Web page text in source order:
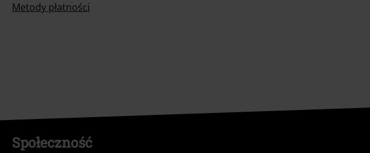
Metody płatności
Społeczność